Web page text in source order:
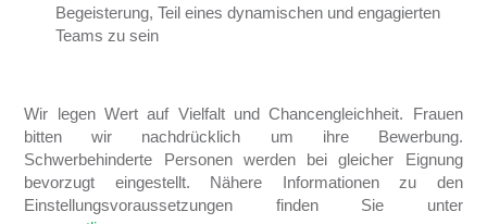
Begeisterung, Teil eines dynamischen und engagierten
Teams zu sein
Wir legen Wert auf Vielfalt und Chancengleichheit. Frauen
bitten wir nachdrücklich um ihre Bewerbung.
Schwerbehinderte Personen werden bei gleicher Eignung
bevorzugt eingestellt. Nähere Informationen zu den
Einstellungsvoraussetzungen finden Sie unter